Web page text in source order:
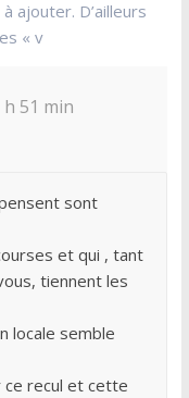
ajouter. D’ailleurs
« v
h 51 min
sont
et qui , tant
tiennent les
locale semble
ce recul et cette